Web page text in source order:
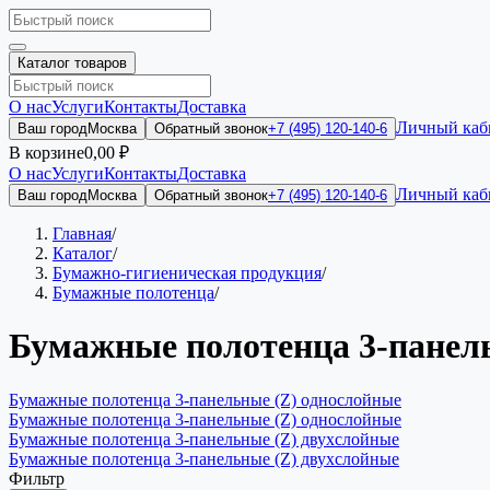
Каталог товаров
О насУслугиКонтактыДоставка
Ваш городМосква Обратный звонок+7 (495) 120-140-6 Личный
В корзине0,00 ₽
О насУслугиКонтактыДоставка
Ваш городМосква Обратный звонок+7 (495) 120-140-6 Личный
Главная/
Каталог/
Бумажно-гигиеническая продукция/
Бумажные полотенца/
Бумажные полотенца 3-
Бумажные полотенца 3-панельные (Z) однослойные
Бумажные полотенца 3-панельные (Z) однослойные
Бумажные полотенца 3-панельные (Z) двухслойные
Бумажные полотенца 3-панельные (Z) двухслойные
Фильтр